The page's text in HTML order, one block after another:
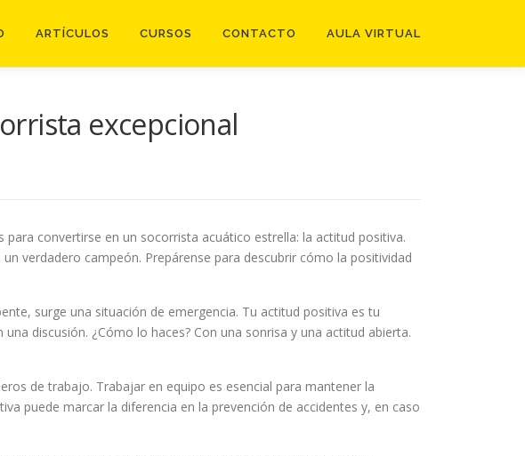
ARTÍCULOS CURSOS CONTACTO AULA VIRTUAL
excepcional
convertirse en un socorrista acuático estrella: la actitud positiva.
verdadero campeón. Prepárense para descubrir cómo la positividad
surge una situación de emergencia. Tu actitud positiva es tu
discusión. ¿Cómo lo haces? Con una sonrisa y una actitud abierta.
de trabajo. Trabajar en equipo es esencial para mantener la
puede marcar la diferencia en la prevención de accidentes y, en caso